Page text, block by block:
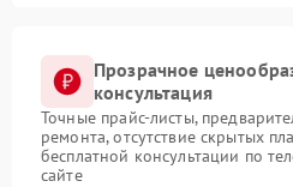
Прозрачное
консультация
Точные прайс-листы,
ремонта, отсутствие скрытых
бесплатной консультации по
сайте